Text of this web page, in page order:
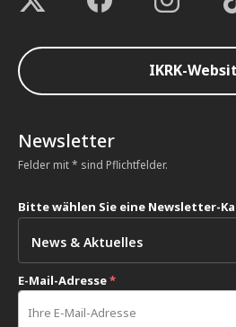
IKRK-
Newsletter
Felder mit * sind Pflichtfelder.
Bitte wählen Sie eine Newsletter-
E-Mail-Adresse*